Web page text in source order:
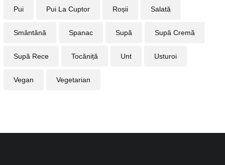
Pui Pui La Cuptor Roșii Salată
Smântână Spanac Supă Supă Cremă
Supă Rece Tocăniță Unt Usturoi
Vegan Vegetarian